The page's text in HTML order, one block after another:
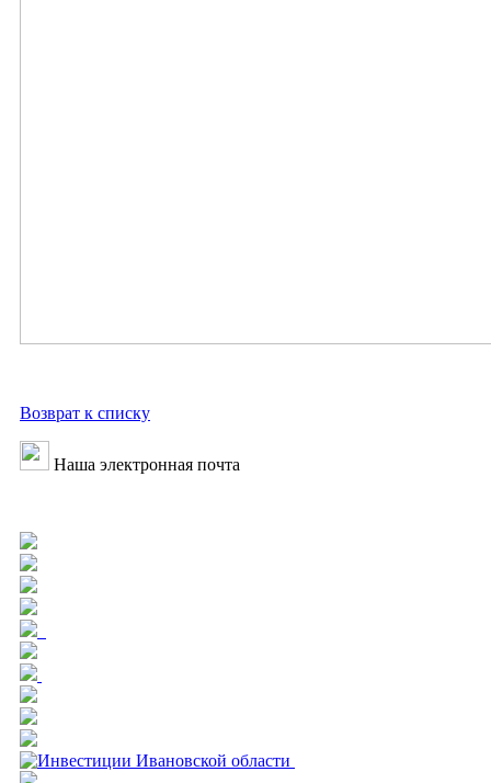
Возврат к списку
Наша электронная почта